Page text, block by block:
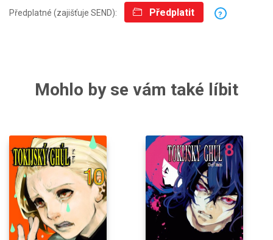
Předplatné (zajišťuje SEND): Předplatit ?
Mohlo by se vám také líbit